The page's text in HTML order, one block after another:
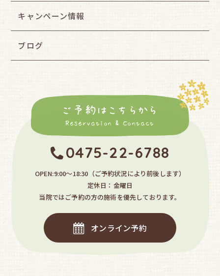
キャンペーン情報
ブログ
ご予約はこちらから
Reservation & Contact
0475-22-6788
OPEN:9:00〜18:30 （ご予約状況により前後します）
定休日：金曜日
当院ではご予約の方の施術を優先しております。
オンライン予約